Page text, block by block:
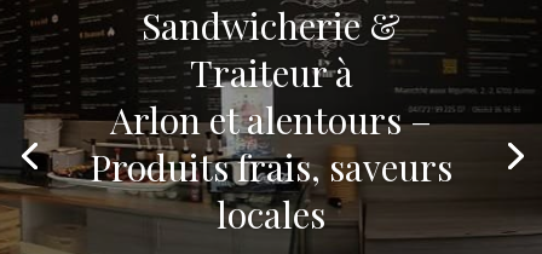
Sandwicherie &
Traiteur à
Arlon et alentours –
Produits frais, saveurs
locales